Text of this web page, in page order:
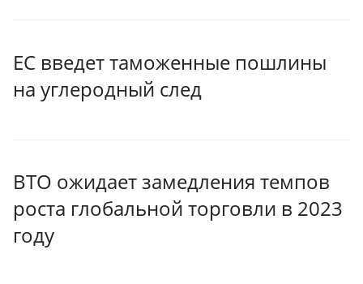
ЕС введет таможенные пошлины
на углеродный след
ВТО ожидает замедления темпов
роста глобальной торговли в 2023
году